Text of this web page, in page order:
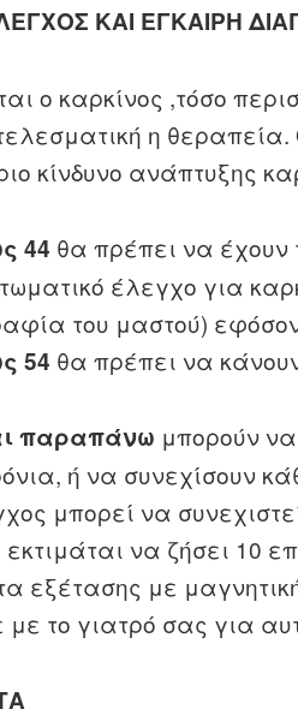
ΚΑΙ ΕΓΚΑΙΡΗ
ο καρκίνος ,τόσο
η θεραπεία.
κίνδυνο ανάπτυξης
44 θα πρέπει να έχουν
έλεγχο για
του μαστού)
54 θα πρέπει να
παραπάνω μπορούν
ή να συνεχίσουν
μπορεί να
να ζήσει 10
εξέτασης με
το γιατρό σας για